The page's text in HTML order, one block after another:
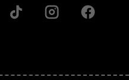
Facebook
Instagram